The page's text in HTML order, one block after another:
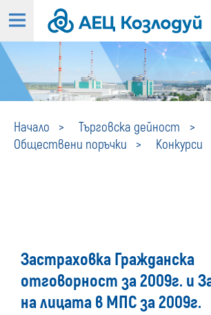
Начало
Търговска дейност
Обществени поръчки
Конкурси
Застраховка Гражданска
отговорност за 2009г. и
на лицата в МПС за 2009г.